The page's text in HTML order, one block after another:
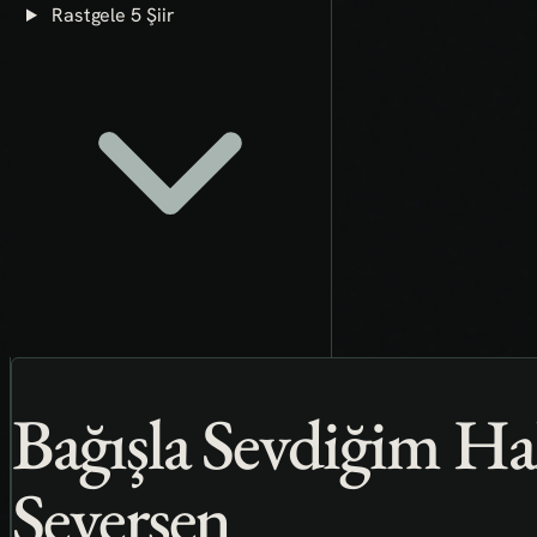
Rastgele 5 Şiir
Bağışla Sevdiğim
Seversen